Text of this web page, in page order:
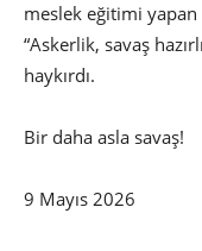
meslek eğitimi
“Askerlik, savaş
haykırdı.
Bir daha asla savaş!
9 Mayıs 2026